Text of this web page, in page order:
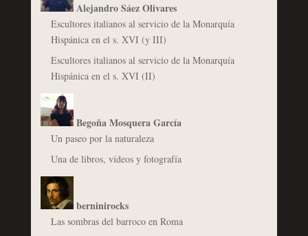
Alejandro Sáez Olivares
Escultores italianos al servicio de la Monarquía
Hispánica en el s. XVI (y III)
Escultores italianos al servicio de la Monarquía
Hispánica en el s. XVI (II)
Begoña Mosquera García
Un paseo por la naturaleza
Una de libros, vídeos y fotografía
berninirocks
Las sombras del barroco en Roma